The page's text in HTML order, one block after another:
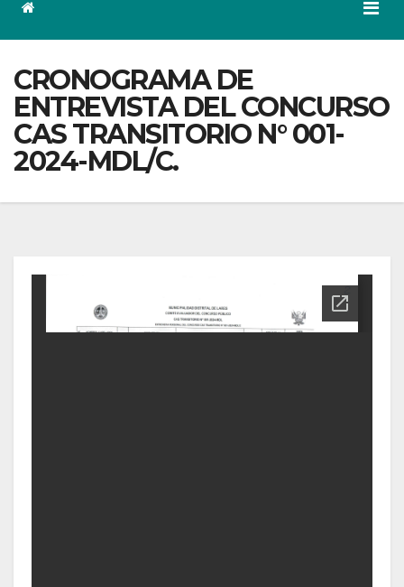
CRONOGRAMA DE
ENTREVISTA DEL CONCURSO
CAS TRANSITORIO N° 001-
2024-MDL/C.